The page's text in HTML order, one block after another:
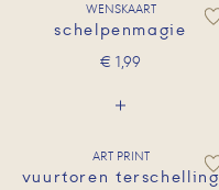
WENSKAART
schelpenmagie
€ 1,99
ART PRINT
vuurtoren terschelling